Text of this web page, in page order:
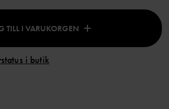
TILL I VARUKORGEN
i butik